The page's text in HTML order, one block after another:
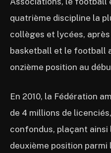
quatrième discipline la
collèges et lycées, après
basketball et le football
onzième position au
En 2010, la Fédération
de 4 millions de
confondus, plaçant ainsi
deuxième position